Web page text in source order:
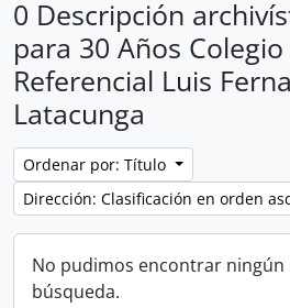
0 Descripción
para 30 Años
Referencial Luis
Latacunga
Ordenar por: Título
Dirección: Clasificación en orden
No pudimos encontrar
búsqueda.